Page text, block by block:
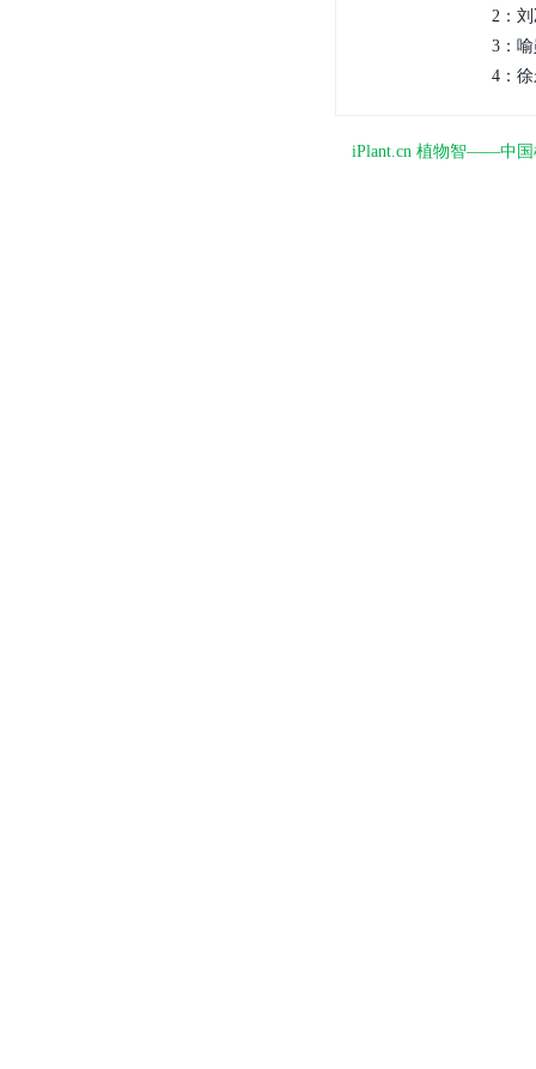
2：刘
3：
4：
iPlant.cn 植物智——中国